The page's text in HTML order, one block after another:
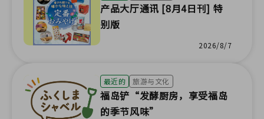
产品大厅通讯 [8月4日刊] 特
别版
2026/8/7
最近的 旅游与文化
福岛铲“发酵厨房，享受福岛
的季节风味”